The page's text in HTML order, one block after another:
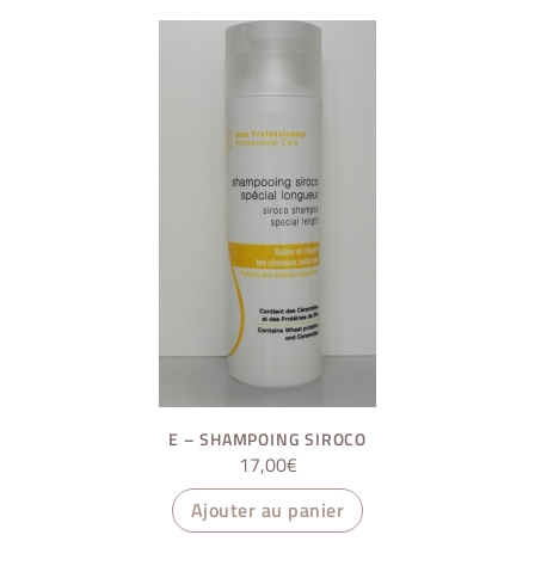
E – SHAMPOING SIROCO
17,00€
Ajouter au panier